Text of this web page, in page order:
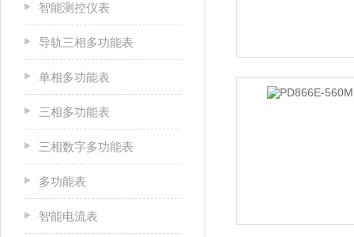
智能测控仪表
导轨三相多功能表
单相多功能表
三相多功能表
三相数字多功能表
多功能表
智能电流表